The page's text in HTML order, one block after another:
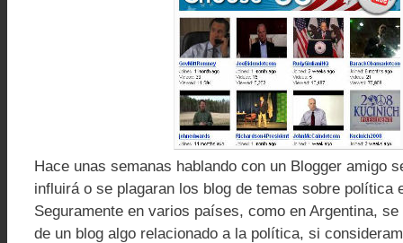
Hace unas semanas hablando con un Blogger amigo
influirá o se plagaran los blog de temas sobre política
Seguramente en varios países, como en Argentina,
de un blog algo relacionado a la política, si